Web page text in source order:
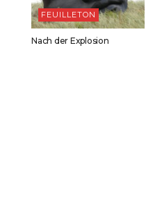
FEUILLETON
Nach der Explosion